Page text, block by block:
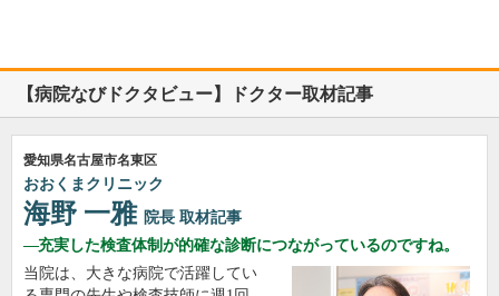
【病院なびドクタビュー】ドクター取材記事
愛知県名古屋市名東区
おおくまクリニック
海野 一雅 院長 取材記事
充実した検査体制が的確な診断につながっているのですね。
当院は、大きな病院で活躍してい